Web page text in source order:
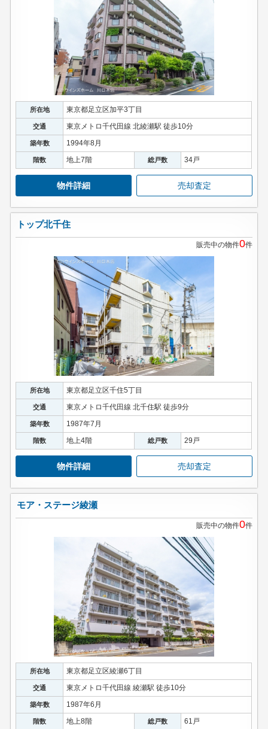
所在地 東京都足立区加平3丁目
交通 東京メトロ千代田線 北綾瀬駅 徒歩10分
築年数 1994年8月
階数 地上7階 総戸数 34戸
物件詳細 売却査定
トップ北千住
販売中の物件0件
所在地 東京都足立区千住5丁目
交通 東京メトロ千代田線 北千住駅 徒歩9分
築年数 1987年7月
階数 地上4階 総戸数 29戸
物件詳細 売却査定
モア・ステージ綾瀬
販売中の物件0件
所在地 東京都足立区綾瀬6丁目
交通 東京メトロ千代田線 綾瀬駅 徒歩10分
築年数 1987年6月
階数 地上8階 総戸数 61戸